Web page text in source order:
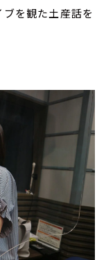
を観た土産話を